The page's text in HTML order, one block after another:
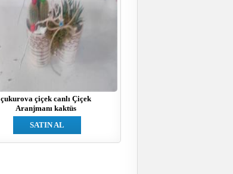
çukurova çiçek canlı Çiçek
Aranjmanı kaktüs
SATIN AL